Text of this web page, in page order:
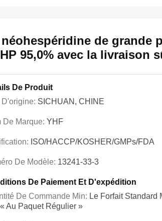
de grande
95,0% avec la livraison
De Produit
D'origine: SICHUAN, CHINE
De Marque: YHF
ISO/HACCP/KOSHER/GMPs/FDA
De Modèle: 13241-33-3
De Paiement Et D'expédition
De Commande Min: Le Forfait Standard
Au Paquet Régulier »